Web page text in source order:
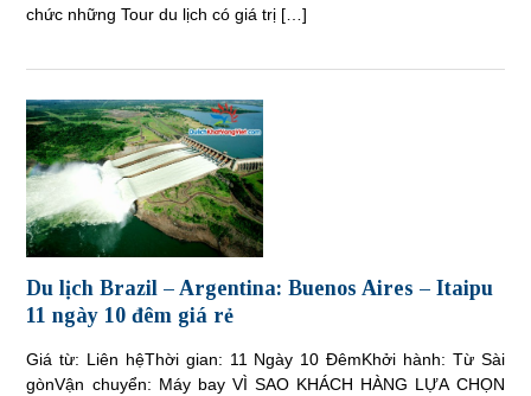
chức những Tour du lịch có giá trị […]
Du lịch Brazil – Argentina: Buenos Aires – Itaipu
11 ngày 10 đêm giá rẻ
Giá từ: Liên hệThời gian: 11 Ngày 10 ĐêmKhởi hành: Từ Sài
gònVận chuyển: Máy bay VÌ SAO KHÁCH HÀNG LỰA CHỌN